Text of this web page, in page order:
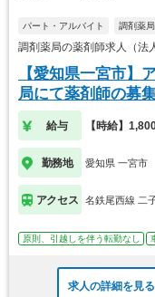
パート・アルバイト 調剤薬局
調剤薬局の薬剤師求人（
【愛知県一宮市】
局にて薬剤師の募
給与 【時給】
勤務地 愛知県 一宮市
アクセス 名鉄尾西線 二
原則、引越しを伴う転勤なし
求人の詳細を見る